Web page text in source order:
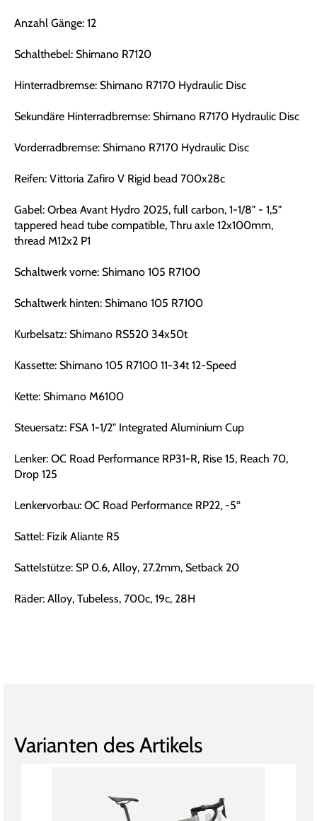
Anzahl Gänge: 12
Schalthebel: Shimano R7120
Hinterradbremse: Shimano R7170 Hydraulic Disc
Sekundäre Hinterradbremse: Shimano R7170 Hydraulic Disc
Vorderradbremse: Shimano R7170 Hydraulic Disc
Reifen: Vittoria Zafiro V Rigid bead 700x28c
Gabel: Orbea Avant Hydro 2025, full carbon, 1-1/8" - 1,5"
tappered head tube compatible, Thru axle 12x100mm,
thread M12x2 P1
Schaltwerk vorne: Shimano 105 R7100
Schaltwerk hinten: Shimano 105 R7100
Kurbelsatz: Shimano RS520 34x50t
Kassette: Shimano 105 R7100 11-34t 12-Speed
Kette: Shimano M6100
Steuersatz: FSA 1-1/2" Integrated Aluminium Cup
Lenker: OC Road Performance RP31-R, Rise 15, Reach 70,
Drop 125
Lenkervorbau: OC Road Performance RP22, -5º
Sattel: Fizik Aliante R5
Sattelstütze: SP 0.6, Alloy, 27.2mm, Setback 20
Räder: Alloy, Tubeless, 700c, 19c, 28H
Varianten des Artikels